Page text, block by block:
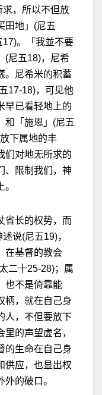
求，所以不但放
田地」(尼五
17)。「我並不要
(尼五18)，尼希
。尼希米的积蓄
17-18)，可见他
早已看轻地上的
和「施恩」(尼五
下属地的丰
们对地无所求的
、限制我们，神
省长的权势，而
说(尼五19)，
在基督的教会
二十25-28)；属
也不是倚靠能
柄，就在自己身
人，不但要放下
的声望虚名，
的生命在自己身
供应，也显出权
的破口。